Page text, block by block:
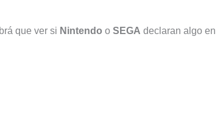
que ver si Nintendo o SEGA declaran algo en